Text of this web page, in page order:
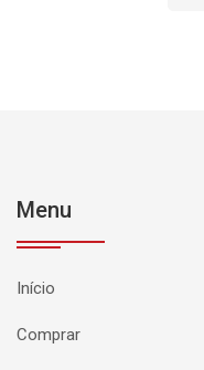
Menu
Início
Comprar